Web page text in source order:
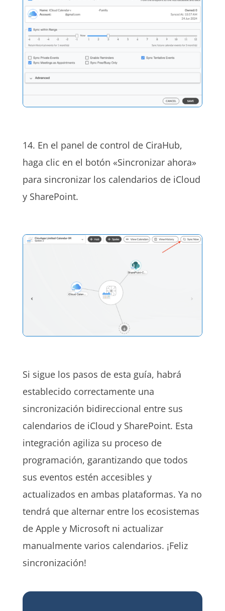
14. En el panel de control de CiraHub,
haga clic en el botón «Sincronizar ahora»
para sincronizar los calendarios de iCloud
y SharePoint.
Si sigue los pasos de esta guía, habrá
establecido correctamente una
sincronización bidireccional entre sus
calendarios de iCloud y SharePoint. Esta
integración agiliza su proceso de
programación, garantizando que todos
sus eventos estén accesibles y
actualizados en ambas plataformas. Ya no
tendrá que alternar entre los ecosistemas
de Apple y Microsoft ni actualizar
manualmente varios calendarios. ¡Feliz
sincronización!